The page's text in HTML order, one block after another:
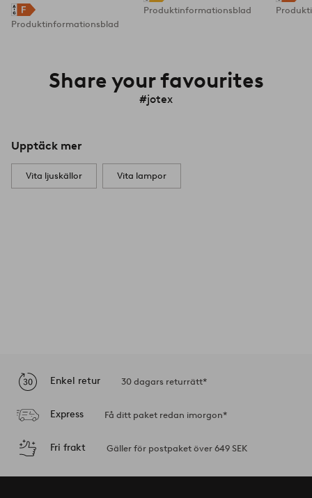
Produktinformationsblad
Produktinformationsblad
Share your favourites
#jotex
Upptäck mer
Vita ljuskällor Vita lampor
Enkel retur 30 dagars returrätt*
Express Få ditt paket redan imorgon*
Fri frakt Gäller för postpaket över 649 SEK